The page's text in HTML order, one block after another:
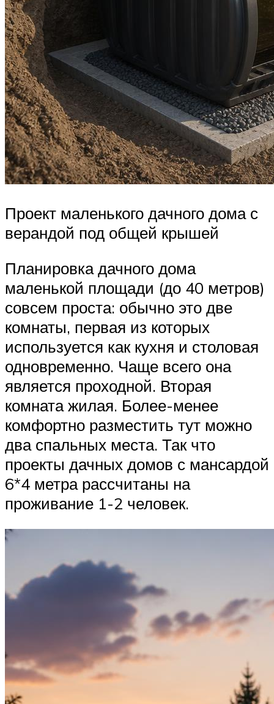
Проект маленького дачного дома с
верандой под общей крышей
Планировка дачного дома
маленькой площади (до 40 метров)
совсем проста: обычно это две
комнаты, первая из которых
используется как кухня и столовая
одновременно. Чаще всего она
является проходной. Вторая
комната жилая. Более-менее
комфортно разместить тут можно
два спальных места. Так что
проекты дачных домов с мансардой
6*4 метра рассчитаны на
проживание 1-2 человек.